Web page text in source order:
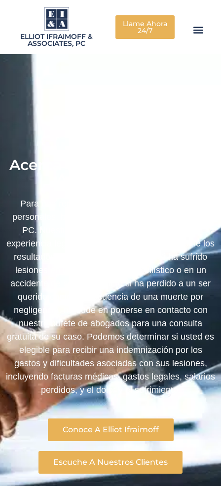
ELLIOT IFRAIMOFF &
ASSOCIATES, PC
Llame Ahora
24/7
Acerca de Elliot Ifraimoff &
Para una representación agresiva de lesiones
personales, busque a Elliot Ifraimoff & Associates,
PC. Nuestro equipo tiene más de 60 años de
experiencia legal combinada y puede conseguirle los
resultados positivos que se merece. Si ha sufrido
lesiones en un accidente automovilístico o en un
accidente de construcción, o si ha perdido a un ser
querido como consecuencia de una muerte por
negligencia, no dude en ponerse en contacto con
nuestro bufete de abogados para una consulta
gratuita de su caso. Podemos determinar si usted es
elegible para recibir una indemnización por los
gastos y dificultades asociadas con sus lesiones,
incluyendo facturas médicas, gastos legales, salarios
perdidos, y el dolor y el sufrimiento.
Conoce A Elliot Ifraimoff
Escuche A Nuestros Clientes